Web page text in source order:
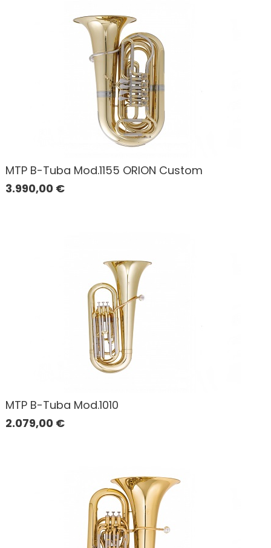
MTP B-Tuba Mod.1155 ORION Custom
3.990,00 €
MTP B-Tuba Mod.1010
2.079,00 €